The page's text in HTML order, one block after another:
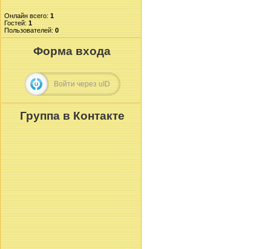
Онлайн всего: 1
Гостей: 1
Пользователей: 0
Форма входа
Войти через uID
Группа в Контакте